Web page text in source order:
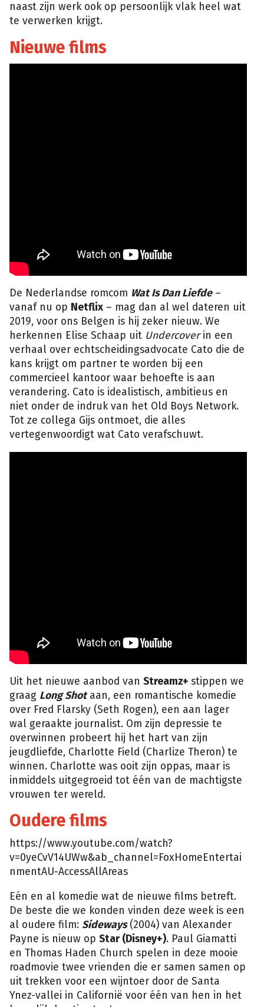
naast zijn werk ook op persoonlijk vlak heel wat
te verwerken krijgt.
Nieuwe films
De Nederlandse romcom Wat Is Dan Liefde–
vanaf nu op Netflix – mag dan al wel dateren uit
2019, voor ons Belgen is hij zeker nieuw. We
herkennen Elise Schaap uit Undercoverin een
verhaal over echtscheidingsadvocate Cato die de
kans krijgt om partner te worden bij een
commercieel kantoor waar behoefte is aan
verandering. Cato is idealistisch, ambitieus en
niet onder de indruk van het Old Boys Network.
Tot ze collega Gijs ontmoet, die alles
vertegenwoordigt wat Cato verafschuwt.
Uit het nieuwe aanbod van Streamz+ stippen we
graag Long Shotaan, een romantische komedie
over Fred Flarsky (Seth Rogen), een aan lager
wal geraakte journalist. Om zijn depressie te
overwinnen probeert hij het hart van zijn
jeugdliefde, Charlotte Field (Charlize Theron) te
winnen. Charlotte was ooit zijn oppas, maar is
inmiddels uitgegroeid tot één van de machtigste
vrouwen ter wereld.
Oudere films
https://www.youtube.com/watch?
v=0yeCvV14UWw&ab_channel=FoxHomeEntertai
nmentAU-AccessAllAreas
Eén en al komedie wat de nieuwe films betreft.
De beste die we konden vinden deze week is een
al oudere film: Sideways(2004) van Alexander
Payne is nieuw op Star (Disney+). Paul Giamatti
en Thomas Haden Church spelen in deze mooie
roadmovie twee vrienden die er samen samen op
uit trekken voor een wijntoer door de Santa
Ynez-vallei in Californië voor één van hen in het